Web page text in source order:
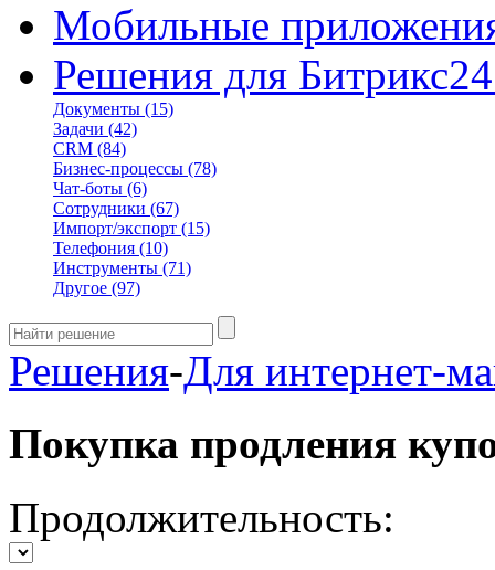
Мобильные
Решения для Битрикс24
Документы (15)
Задачи (42)
CRM (84)
Бизнес-процессы (78)
Чат-боты (6)
Сотрудники (67)
Импорт/экспорт (15)
Телефония (10)
Инструменты (71)
Другое (97)
Решения-Для интернет-
Покупка продления
Продолжительность: